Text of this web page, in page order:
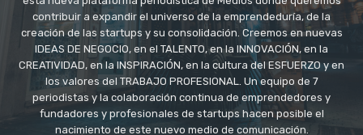
contribuir a expandir el universo de la emprendeduría, de la
creación de las startups y su consolidación. Creemos en nuevas
IDEAS DE NEGOCIO, en el TALENTO, en la INNOVACIÓN, en la
CREATIVIDAD, en la INSPIRACIÓN, en la cultura del ESFUERZO y en
los valores del TRABAJO PROFESIONAL. Un equipo de 7
periodistas y la colaboración continua de emprendedores y
fundadores y profesionales de startups hacen posible el
nacimiento de este nuevo medio de comunicación.